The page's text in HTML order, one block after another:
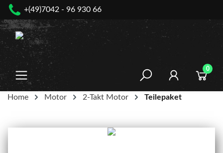
springen
+(49)7042 - 96 930 66
0
Home Motor 2-Takt Motor Teilepaket